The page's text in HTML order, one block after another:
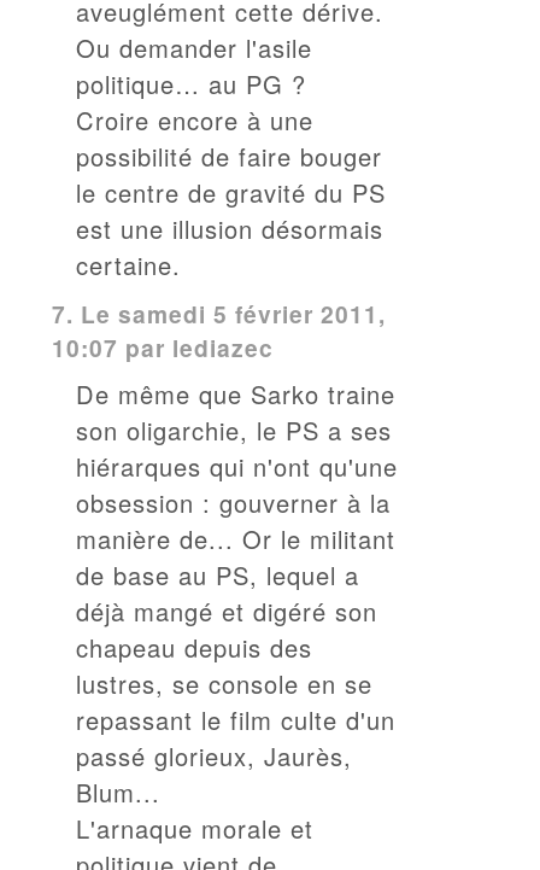
aveuglément cette dérive.
Ou demander l'asile
politique… au PG ?
Croire encore à une
possibilité de faire bouger
le centre de gravité du PS
est une illusion désormais
certaine.
7. Le samedi 5 février 2011,
10:07 par lediazec
De même que Sarko traine
son oligarchie, le PS a ses
hiérarques qui n'ont qu'une
obsession : gouverner à la
manière de... Or le militant
de base au PS, lequel a
déjà mangé et digéré son
chapeau depuis des
lustres, se console en se
repassant le film culte d'un
passé glorieux, Jaurès,
Blum...
L'arnaque morale et